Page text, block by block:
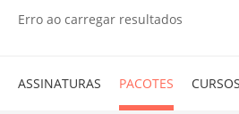
Erro ao carregar resultados
ASSINATURAS PACOTES CURSOS